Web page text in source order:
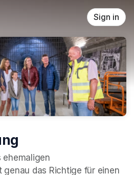
Sign in
ehemaligen
genau das Richtige für einen